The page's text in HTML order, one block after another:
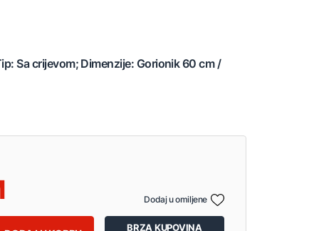
Sa crijevom; Dimenzije: Gorionik 60 cm /
BRZA KUPOVINA
Dodaj u omiljene